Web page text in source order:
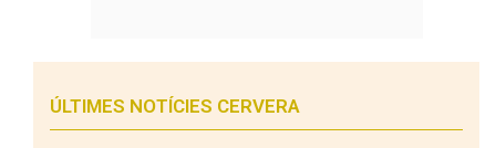
ÚLTIMES NOTÍCIES CERVERA